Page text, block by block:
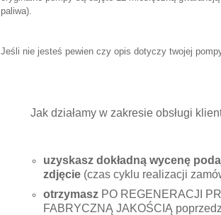
paliwa).
Jeśli nie jesteś pewien czy opis dotyczy twojej
Jak działamy w zakresie obsługi
uzyskasz dokładną wycenę
zdjęcie (czas cyklu realizacji
otrzymasz PO REGENERACJI
FABRYCZNĄ JAKOŚCIĄ